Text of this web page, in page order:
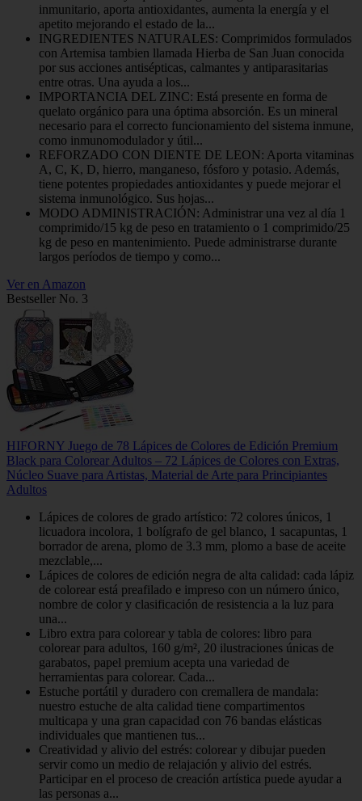
inmunitario, aporta antioxidantes, aumenta la energía y el
apetito mejorando el estado de la...
INGREDIENTES NATURALES: Comprimidos formulados
con Artemisa tambien llamada Hierba de San Juan conocida
por sus acciones antisépticas, calmantes y antiparasitarias
entre otras. Una ayuda a los...
IMPORTANCIA DEL ZINC: Está presente en forma de
quelato orgánico para una óptima absorción. Es un mineral
necesario para el correcto funcionamiento del sistema inmune,
como inmunomodulador y útil...
REFORZADO CON DIENTE DE LEON: Aporta vitaminas
A, C, K, D, hierro, manganeso, fósforo y potasio. Además,
tiene potentes propiedades antioxidantes y puede mejorar el
sistema inmunológico. Sus hojas...
MODO ADMINISTRACIÓN: Administrar una vez al día 1
comprimido/15 kg de peso en tratamiento o 1 comprimido/25
kg de peso en mantenimiento. Puede administrarse durante
largos períodos de tiempo y como...
Ver en Amazon
Bestseller No. 3
HIFORNY Juego de 78 Lápices de Colores de Edición Premium
Black para Colorear Adultos – 72 Lápices de Colores con Extras,
Núcleo Suave para Artistas, Material de Arte para Principiantes
Adultos
Lápices de colores de grado artístico: 72 colores únicos, 1
licuadora incolora, 1 bolígrafo de gel blanco, 1 sacapuntas, 1
borrador de arena, plomo de 3.3 mm, plomo a base de aceite
mezclable,...
Lápices de colores de edición negra de alta calidad: cada lápiz
de colorear está preafilado e impreso con un número único,
nombre de color y clasificación de resistencia a la luz para
una...
Libro extra para colorear y tabla de colores: libro para
colorear para adultos, 160 g/m², 20 ilustraciones únicas de
garabatos, papel premium acepta una variedad de
herramientas para colorear. Cada...
Estuche portátil y duradero con cremallera de mandala:
nuestro estuche de alta calidad tiene compartimentos
multicapa y una gran capacidad con 76 bandas elásticas
individuales que mantienen tus...
Creatividad y alivio del estrés: colorear y dibujar pueden
servir como un medio de relajación y alivio del estrés.
Participar en el proceso de creación artística puede ayudar a
las personas a...